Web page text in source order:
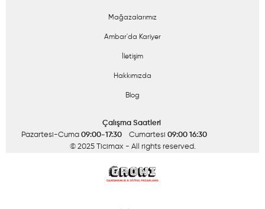
Mağazalarımız
Ambar'da Kariyer
İletişim
Hakkımızda
Blog
Çalışma Saatleri
Pazartesi-Cuma 09:00-17:30 Cumartesi 09:00 16:30
© 2025 Ticimax - All rights reserved.